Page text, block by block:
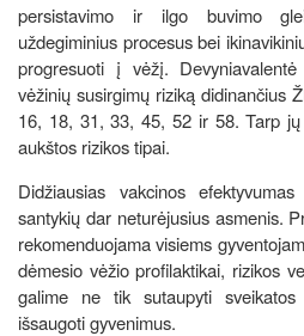
persistavimo ir ilgo buvimo
uždegiminius procesus bei
progresuoti į vėžį.
vėžinių susirgimų riziką didinančius
16, 18, 31, 33, 45, 52 ir 58. Tarp
aukštos rizikos tipai.
Didžiausias vakcinos
santykių dar neturėjusius asmenis.
rekomenduojama visiems
dėmesio vėžio profilaktikai, rizikos
galime ne tik sutaupyti
išsaugoti gyvenimus.